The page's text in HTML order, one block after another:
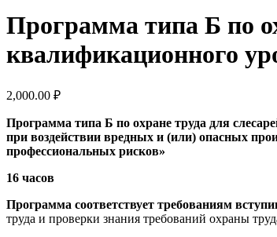
Программа типа Б по
квалификационного
2,000.00 ₽
Программа типа Б по охране труда для
при воздействии вредных и (или) опасных
профессиональных рисков»
16 часов
Программа соответствует требованиям
труда и проверки знания требований охраны